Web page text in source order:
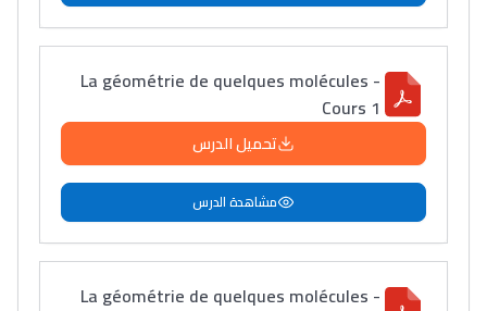
La géométrie de quelques molécules -
Cours 1
تحميل الدرس
مشاهدة الدرس
La géométrie de quelques molécules -